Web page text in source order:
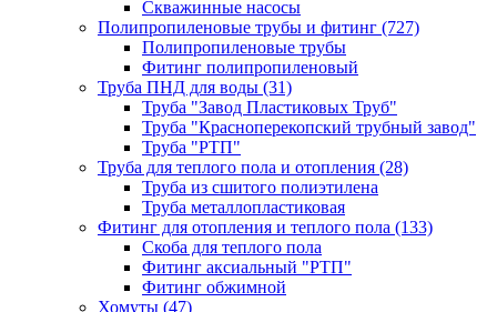
Скважинные насосы
Полипропиленовые трубы и фитинг (727)
Полипропиленовые трубы
Фитинг полипропиленовый
Труба ПНД для воды (31)
Труба "Завод Пластиковых Труб"
Труба "Красноперекопский трубный завод"
Труба "РТП"
Труба для теплого пола и отопления (28)
Труба из сшитого полиэтилена
Труба металлопластиковая
Фитинг для отопления и теплого пола (133)
Скоба для теплого пола
Фитинг аксиальный "РТП"
Фитинг обжимной
Хомуты (47)